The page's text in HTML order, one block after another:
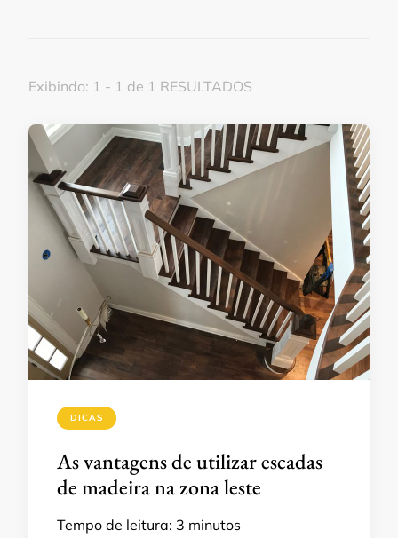
Exibindo: 1 - 1 de 1 RESULTADOS
DICAS
As vantagens de utilizar escadas
de madeira na zona leste
Tempo de leitura: 3 minutos